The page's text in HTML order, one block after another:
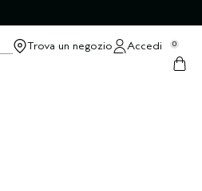
Trova un negozio Accedi 0